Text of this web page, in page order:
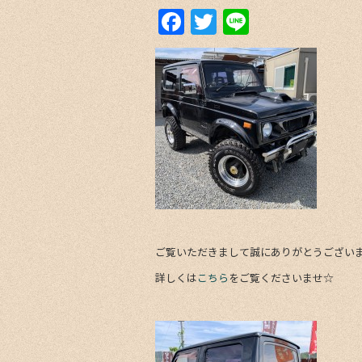
F
a
c
e
b
o
o
k
T
w
itt
er
Li
n
e
ご覧いただきまして誠にありがとうござい
詳しくはこちらをご覧くださいませ☆